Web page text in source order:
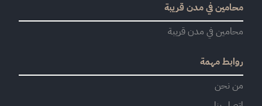
محامين في مدن قريبة
محامين في مدن قريبة
روابط مهمة
من نحن